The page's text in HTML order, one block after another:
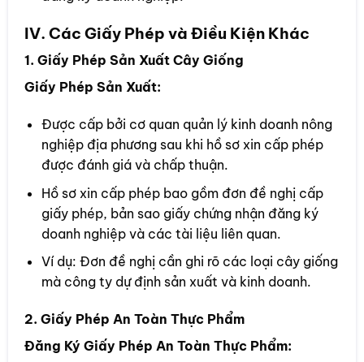
IV. Các Giấy Phép và Điều Kiện Khác
1. Giấy Phép Sản Xuất Cây Giống
Giấy Phép Sản Xuất:
Được cấp bởi cơ quan quản lý kinh doanh nông
nghiệp địa phương sau khi hồ sơ xin cấp phép
được đánh giá và chấp thuận.
Hồ sơ xin cấp phép bao gồm đơn đề nghị cấp
giấy phép, bản sao giấy chứng nhận đăng ký
doanh nghiệp và các tài liệu liên quan.
Ví dụ: Đơn đề nghị cần ghi rõ các loại cây giống
mà công ty dự định sản xuất và kinh doanh.
2. Giấy Phép An Toàn Thực Phẩm
Đăng Ký Giấy Phép An Toàn Thực Phẩm: